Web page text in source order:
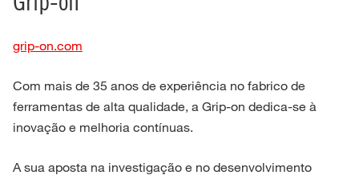
grip-on.com
Com mais de 35 anos de experiência no fabrico de
ferramentas de alta qualidade, a Grip-on dedica-se à
inovação e melhoria contínuas.
A sua aposta na investigação e no desenvolvimento